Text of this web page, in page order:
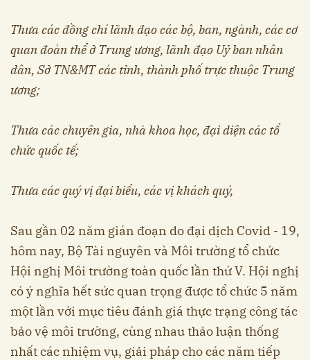
Thưa các đồng chí lãnh đạo các bộ, ban, ngành, các cơ
quan đoàn thể ở Trung ương, lãnh đạo Uỷ ban nhân
dân, Sở TN&MT các tỉnh, thành phố trực thuộc Trung
ương;
Thưa các chuyên gia, nhà khoa học, đại diện các tổ
chức quốc tế;
Thưa các quý vị đại biểu, các vị khách quý,
Sau gần 02 năm gián đoạn do đại dịch Covid - 19,
hôm nay, Bộ Tài nguyên và Môi trường tổ chức
Hội nghị Môi trường toàn quốc lần thứ V. Hội nghị
có ý nghĩa hết sức quan trọng được tổ chức 5 năm
một lần với mục tiêu đánh giá thực trạng công tác
bảo vệ môi trường, cùng nhau thảo luận thống
nhất các nhiệm vụ, giải pháp cho các năm tiếp